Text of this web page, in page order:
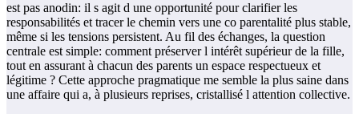
est pas anodin: il s agit d une opportunité pour clarifier les
responsabilités et tracer le chemin vers une co parentalité plus stable,
même si les tensions persistent. Au fil des échanges, la question
centrale est simple: comment préserver l intérêt supérieur de la fille,
tout en assurant à chacun des parents un espace respectueux et
légitime ? Cette approche pragmatique me semble la plus saine dans
une affaire qui a, à plusieurs reprises, cristallisé l attention collective.